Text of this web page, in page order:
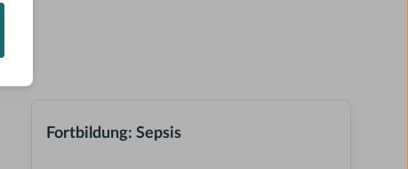
Fortbildung: Sepsis